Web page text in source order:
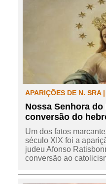
APARIÇÕES DE N. SRA |
Nossa Senhora
conversão do
Um dos fatos
século XIX foi a
judeu Afonso
conversão ao